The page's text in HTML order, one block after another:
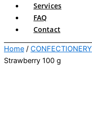
Services
FAQ
Contact
Home / CONFECTIONERY
Strawberry 100 g